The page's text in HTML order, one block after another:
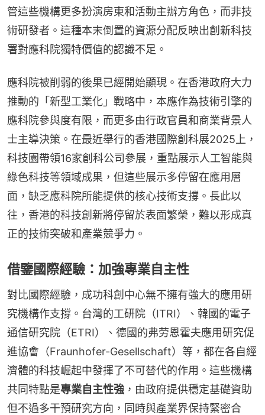
管這些機構更多扮演房東和活動主辦方角色，而非技
術研發者。這種本末倒置的資源分配反映出創新科技
署對應科院獨特價值的認識不足。
應科院被削弱的後果已經開始顯現。在香港政府大力
推動的「新型工業化」戰略中，本應作為技術引擎的
應科院參與度有限，而更多由行政官員和商業背景人
士主導決策。在最近舉行的香港國際創科展2025上，
科技園帶領16家創科公司參展，重點展示人工智能與
綠色科技等領域成果，但這些展示多停留在應用層
面，缺乏應科院所能提供的核心技術支撐。長此以
往，香港的科技創新將停留於表面繁榮，難以形成真
正的技術突破和產業競爭力。
借鑒國際經驗：加強專業自主性
對比國際經驗，成功科創中心無不擁有強大的應用研
究機構作支撐。台灣的工研院（ITRI）、韓國的電子
通信研究院（ETRI）、德國的弗劳恩霍夫應用研究促
進協會（Fraunhofer-Gesellschaft）等，都在各自經
濟體的科技崛起中發揮了不可替代的作用。這些機構
共同特點是專業自主性強 ，由政府提供穩定基礎資助
但不過多干預研究方向，同時與產業界保持緊密合